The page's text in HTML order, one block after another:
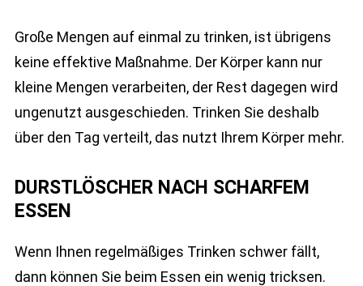
Große Mengen auf einmal zu trinken, ist übrigens
keine effektive Maßnahme. Der Körper kann nur
kleine Mengen verarbeiten, der Rest dagegen wird
ungenutzt ausgeschieden. Trinken Sie deshalb
über den Tag verteilt, das nutzt Ihrem Körper mehr.
DURSTLÖSCHER NACH SCHARFEM
ESSEN
Wenn Ihnen regelmäßiges Trinken schwer fällt,
dann können Sie beim Essen ein wenig tricksen.